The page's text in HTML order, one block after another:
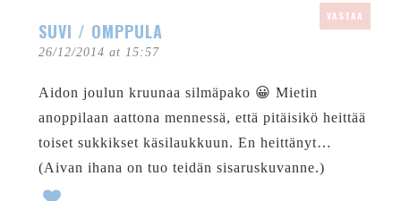
SUVI / OMPPULA
26/12/2014 at 15:57
VASTAA
Aidon joulun kruunaa silmäpako 😀 Mietin
anoppilaan aattona mennessä, että pitäisikö heittää
toiset sukkikset käsilaukkuun. En heittänyt…
(Aivan ihana on tuo teidän sisaruskuvanne.)